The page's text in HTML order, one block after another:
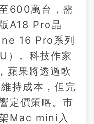
600萬台，需
A18 Pro晶
16 Pro系列
）。科技作家
蘋果將透過軟
持成本，但完
定價策略。市
Mac mini入